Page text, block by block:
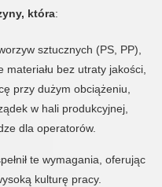
która:
sztucznych (PS, PP),
materiału bez utraty jakości,
przy dużym obciążeniu,
w hali produkcyjnej,
dla operatorów.
te wymagania, oferując
kulturę pracy.